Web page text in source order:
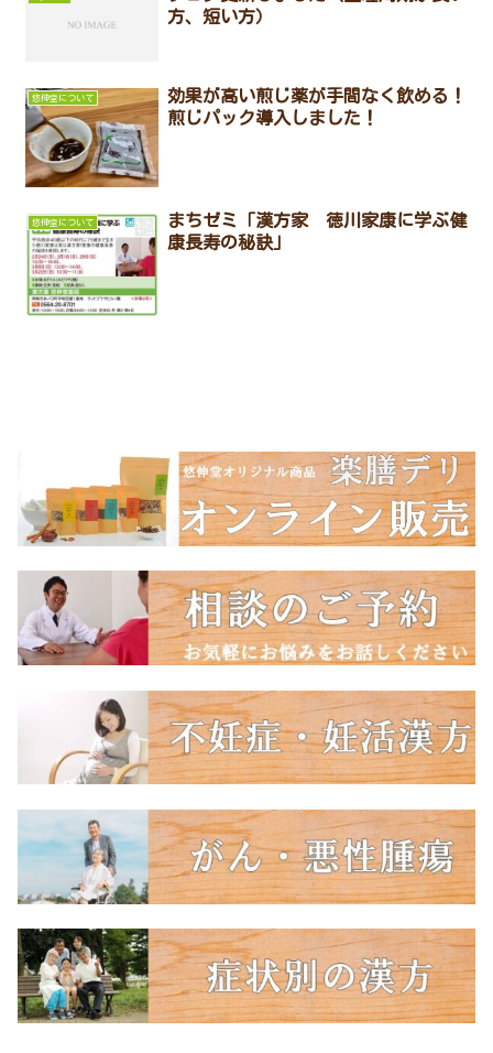
方、短い方）
悠伸堂について
効果が高い煎じ薬が手間なく飲める！
煎じパック導入しました！
悠伸堂について
まちゼミ「漢方家 徳川家康に学ぶ健
康長寿の秘訣」